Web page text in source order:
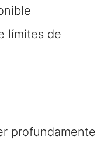
límites de
profundamente